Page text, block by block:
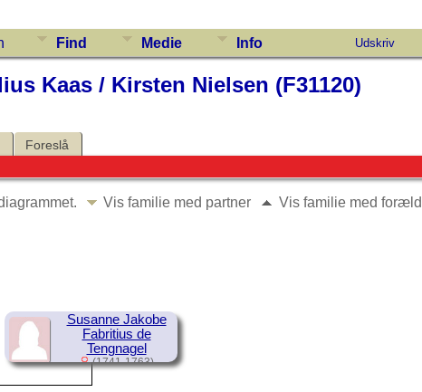
Find Medie Info Udskriv
Kaas / Kirsten Nielsen (F31120)
Foreslå
Vis familie med partner Vis familie med
Susanne Jakobe
Fabritius de
Tengnagel
(1741-1763)